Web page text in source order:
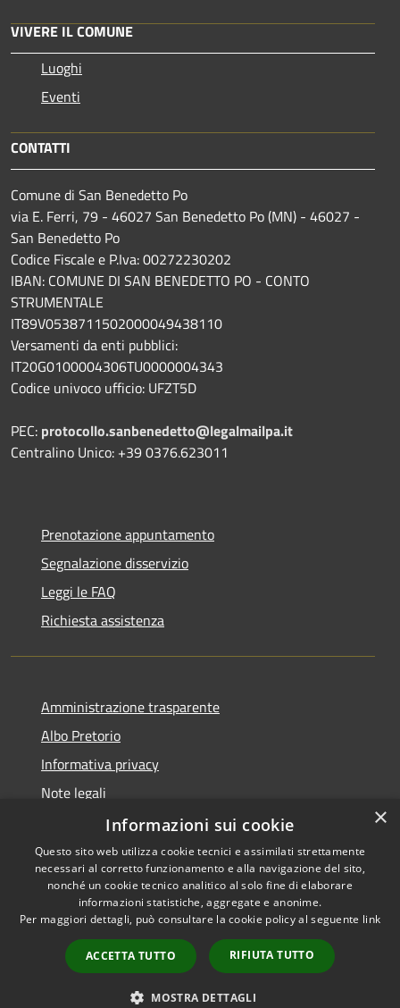
VIVERE IL COMUNE
Luoghi
Eventi
CONTATTI
Comune di San Benedetto Po
via E. Ferri, 79 - 46027 San Benedetto Po (MN) - 46027 -
San Benedetto Po
Codice Fiscale e P.Iva: 00272230202
IBAN: COMUNE DI SAN BENEDETTO PO - CONTO
STRUMENTALE
IT89V0538711502000049438110
Versamenti da enti pubblici:
IT20G0100004306TU0000004343
Codice univoco ufficio: UFZT5D
PEC: protocollo.sanbenedetto@legalmailpa.it
Centralino Unico: +39 0376.623011
Prenotazione appuntamento
Segnalazione disservizio
Leggi le FAQ
Richiesta assistenza
Amministrazione trasparente
Albo Pretorio
Informativa privacy
Note legali
Dichiarazione di accessibilità
RSS
Accessibilità
Copyright © 2021 • Città
di San Benedetto Po •
Powered byMunicipium
Accesso redazione
×
Informazioni sui cookie
Questo sito web utilizza cookie tecnici e assimilati strettamente
necessari al corretto funzionamento e alla navigazione del sito,
nonché un cookie tecnico analitico al solo fine di elaborare
informazioni statistiche, aggregate e anonime.
Per maggiori dettagli, può consultare la cookie policy al seguente link
ACCETTA TUTTO RIFIUTA TUTTO
MOSTRA DETTAGLI